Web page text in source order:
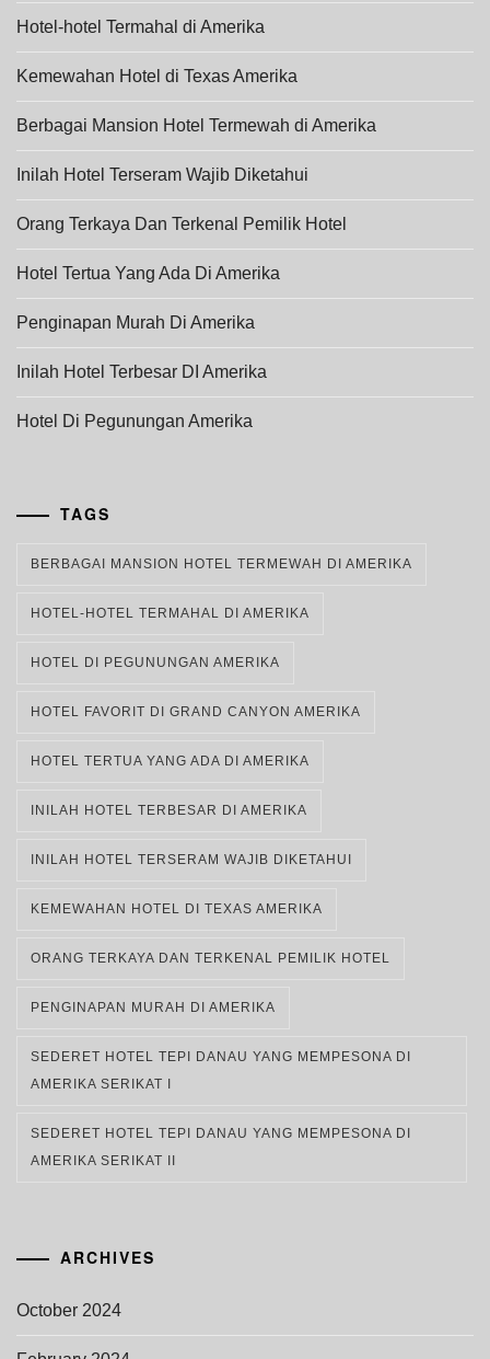
Hotel-hotel Termahal di Amerika
Kemewahan Hotel di Texas Amerika
Berbagai Mansion Hotel Termewah di Amerika
Inilah Hotel Terseram Wajib Diketahui
Orang Terkaya Dan Terkenal Pemilik Hotel
Hotel Tertua Yang Ada Di Amerika
Penginapan Murah Di Amerika
Inilah Hotel Terbesar DI Amerika
Hotel Di Pegunungan Amerika
TAGS
BERBAGAI MANSION HOTEL TERMEWAH DI AMERIKA
HOTEL-HOTEL TERMAHAL DI AMERIKA
HOTEL DI PEGUNUNGAN AMERIKA
HOTEL FAVORIT DI GRAND CANYON AMERIKA
HOTEL TERTUA YANG ADA DI AMERIKA
INILAH HOTEL TERBESAR DI AMERIKA
INILAH HOTEL TERSERAM WAJIB DIKETAHUI
KEMEWAHAN HOTEL DI TEXAS AMERIKA
ORANG TERKAYA DAN TERKENAL PEMILIK HOTEL
PENGINAPAN MURAH DI AMERIKA
SEDERET HOTEL TEPI DANAU YANG MEMPESONA DI
AMERIKA SERIKAT I
SEDERET HOTEL TEPI DANAU YANG MEMPESONA DI
AMERIKA SERIKAT II
ARCHIVES
October 2024